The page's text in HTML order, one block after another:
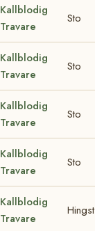
Kallblodig
Travare
Sto
Kallblodig
Travare
Sto
Kallblodig
Travare
Sto
Kallblodig
Travare
Sto
Kallblodig
Travare
Hingst